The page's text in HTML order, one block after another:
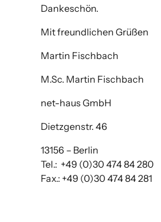
Dankeschön.
Mit freundlichen Grüßen
Martin Fischbach
M.Sc. Martin Fischbach
net-haus GmbH
Dietzgenstr. 46
13156 – Berlin
Tel.: +49 (0)30 474 84 280
Fax.: +49 (0)30 474 84 281